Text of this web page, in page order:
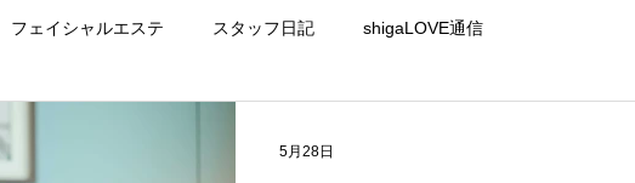
フェイシャルエステ スタッフ日記 shigaLOVE通信
5月28日